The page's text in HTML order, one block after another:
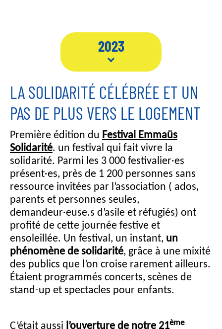
2023
LA SOLIDARITÉ CÉLÉBRÉE ET UN
PAS DE PLUS VERS LE LOGEMENT
Première édition du Festival Emmaüs
Solidarité. un festival qui fait vivre la
solidarité. Parmi les 3 000 festivalier·es
présent·es, près de 1 200 personnes sans
ressource invitées par l’association ( ados,
parents et personnes seules,
demandeur·euse.s d’asile et réfugiés) ont
profité de cette journée festive et
ensoleillée. Un festival, un instant, un
phénomène de solidarité, grâce à une mixité
des publics que l’on croise rarement ailleurs.
Étaient programmés concerts, scènes de
stand-up et spectacles pour enfants.
C’était aussi l’ouverture de notre 21ème